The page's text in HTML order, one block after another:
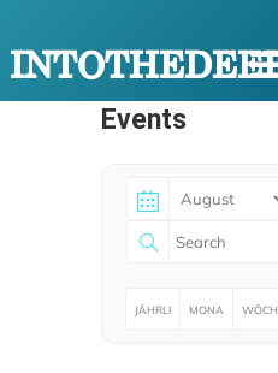
Events
JÄHRLI MONA WÖCH